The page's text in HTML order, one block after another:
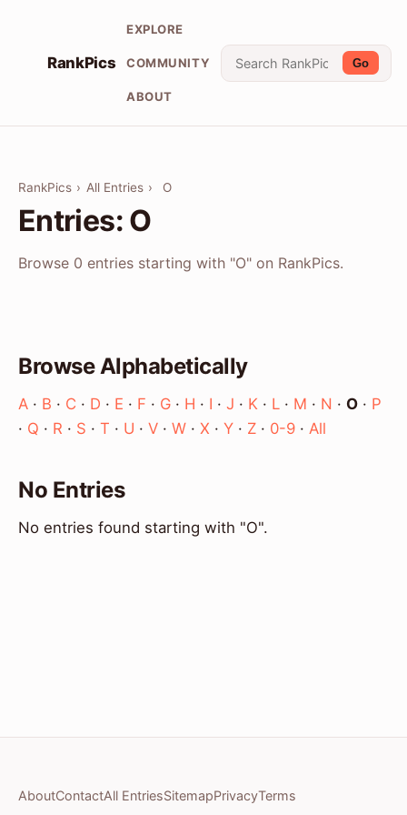
RankPics
EXPLORE
COMMUNITY
ABOUT
Go
RankPics › All Entries › O
Entries: O
Browse 0 entries starting with "O" on RankPics.
Browse Alphabetically
A · B · C · D · E · F · G · H · I · J · K · L · M · N · O · P
· Q · R · S · T · U · V · W · X · Y · Z · 0-9 · All
No Entries
No entries found starting with "O".
AboutContactAll EntriesSitemapPrivacyTerms